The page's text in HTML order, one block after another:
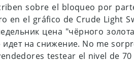
sobre el bloqueo por
en el gráfico de Crude Light
цена "чёрного
идет на снижение. No me
testear el nivel de